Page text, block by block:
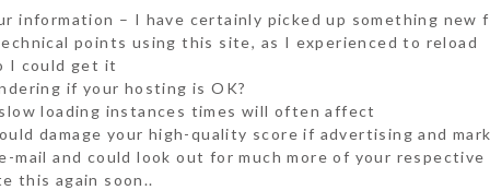
information – I have certainly picked up something new
points using this site, as I experienced to reload
I could get it
if your hosting is OK?
loading instances times will often affect
damage your high-quality score if advertising and
mail and could look out for much more of your
this again soon..